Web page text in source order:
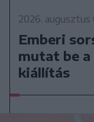
2026. augusztus
Emberi
mutat be
kiállítás